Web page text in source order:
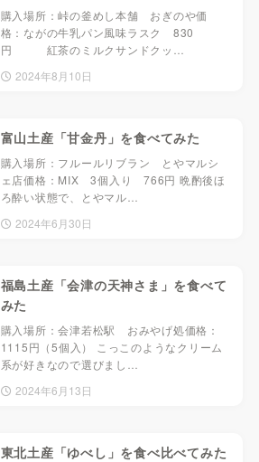
購入場所：峠の釜めし本舗 おぎのや価
格：ながの牛乳パン風味ラスク 830
円 紅茶のミルクサンドクッ…
2024年8月10日
富山土産「甘金丹」を食べてみた
購入場所：フルールリブラン とやマルシ
ェ店価格：MIX 3個入り 766円 晩酌後ほ
ろ酔い状態で、とやマル…
2024年6月30日
福島土産「会津の天神さま」を食べて
みた
購入場所：会津若松駅 おみやげ処価格：
1115円（5個入） こっこのようなクリーム
系が好きなので選びまし…
2024年6月13日
東北土産「ゆべし」を食べ比べてみた